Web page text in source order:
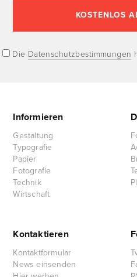
Die Datenschutzbestimmungen
Informieren
Gestaltung
Typografie
Papier
Fotografie
Technik
Wirtschaft
Kontaktieren
Kontaktformular
News einsenden